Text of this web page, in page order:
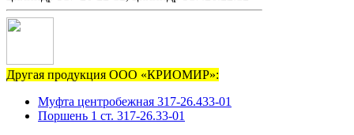
Другая продукция ООО «КРИОМИР»:
Муфта центробежная 317-26.433-01
Поршень 1 ст. 317-26.33-01